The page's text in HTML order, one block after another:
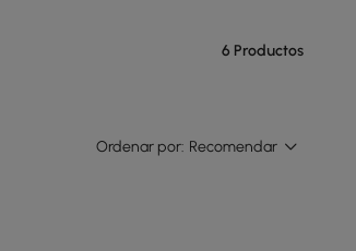
6 Productos
Ordenar por: Recomendar